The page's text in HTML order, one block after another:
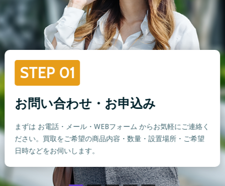
STEP 01
お問い合わせ・お申込み
まずは お電話・メール・WEBフォーム からお気軽にご連絡く
ださい。買取をご希望の商品内容・数量・設置場所・ご希望
日時などをお伺いします。